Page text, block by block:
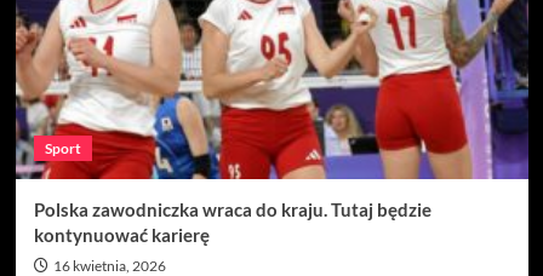
Sport
Polska zawodniczka wraca do kraju. Tutaj będzie
kontynuować karierę
16 kwietnia, 2026